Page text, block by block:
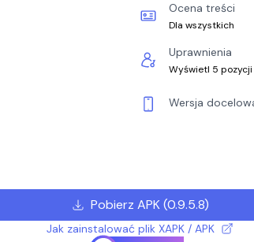
Ocena treści
Dla wszystkich
Uprawnienia
Wyświetl 5 pozycji
Wersja
Pobierz APK(0.9.5.8)
Jak zainstalować plik XAPK / APK